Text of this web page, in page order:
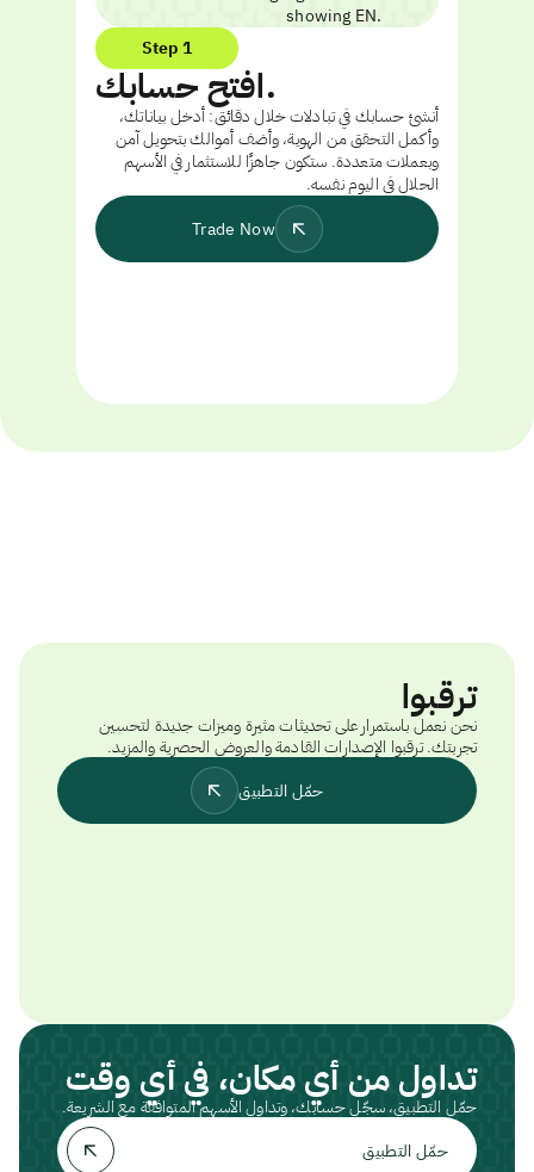
Step 1
افتح حسابك.
أنشئ حسابك في تبادلات خلال دقائق: أدخل بياناتك،
وأكمل التحقق من الهوية، وأضف أموالك بتحويل آمن
وبعملات متعددة. ستكون جاهزًا للاستثمار في الأسهم
الحلال في اليوم نفسه.
Trade Now
ترقبوا
نحن نعمل باستمرار على تحديثات مثيرة وميزات جديدة لتحسين
تجربتك. ترقبوا الإصدارات القادمة والعروض الحصرية والمزيد.
حمّل التطبيق
تداول من أي مكان، في أي وقت
حمّل التطبيق، سجّل حسابك، وتداول الأسهم المتوافقة مع الشريعة.
حمّل التطبيق